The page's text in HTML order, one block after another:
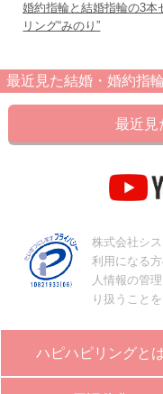
婚約指輪と結婚指輪の3本
リング“みのり”
最近見た結婚・婚約指輪
最近見
株式会社シ
利用になる
人情報の管
り扱うこと
ハピハピリングと